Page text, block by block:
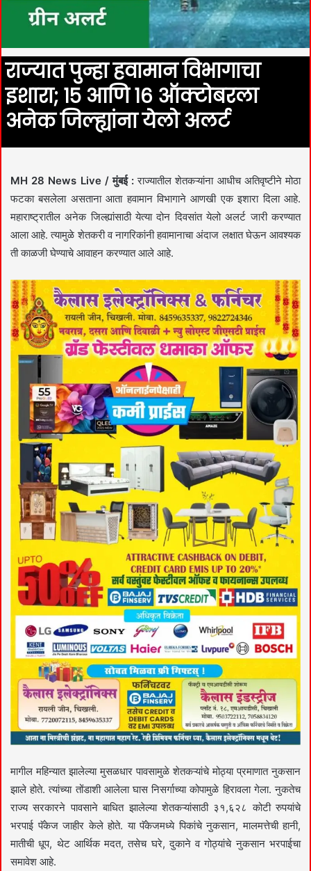
राज्यात पुन्हा हवामान विभागाचा
इशारा; १५ आणि १६ ऑक्टोबरला
अनेक जिल्ह्यांना येलो अलर्ट
MH 28 News Live / मुंबई : राज्यातील शेतकऱ्यांना आधीच अतिवृष्टीने मोठा
फटका बसलेला असताना आता हवामान विभागाने आणखी एक इशारा दिला आहे.
महाराष्ट्रातील अनेक जिल्ह्यांसाठी येत्या दोन दिवसांत येलो अलर्ट जारी करण्यात
आला आहे. त्यामुळे शेतकरी व नागरिकांनी हवामानाचा अंदाज लक्षात घेऊन आवश्यक
ती काळजी घेण्याचे आवाहन करण्यात आले आहे.
मागील महिन्यात झालेल्या मुसळधार पावसामुळे शेतकऱ्यांचे मोठ्या प्रमाणात नुकसान
झाले होते. त्यांच्या तोंडाशी आलेला घास निसर्गाच्या कोपामुळे हिरावला गेला. नुकतेच
राज्य सरकारने पावसाने बाधित झालेल्या शेतकऱ्यांसाठी ३१,६२८ कोटी रुपयांचे
भरपाई पॅकेज जाहीर केले होते. या पॅकेजमध्ये पिकांचे नुकसान, मालमत्तेची हानी,
मातीची धूप, थेट आर्थिक मदत, तसेच घरे, दुकाने व गोठ्यांचे नुकसान भरपाईचा
समावेश आहे.